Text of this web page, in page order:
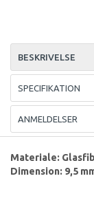
BESKRIVELSE
SPECIFIKATION
ANMELDELSER
Materiale:
Dimension: 9,5